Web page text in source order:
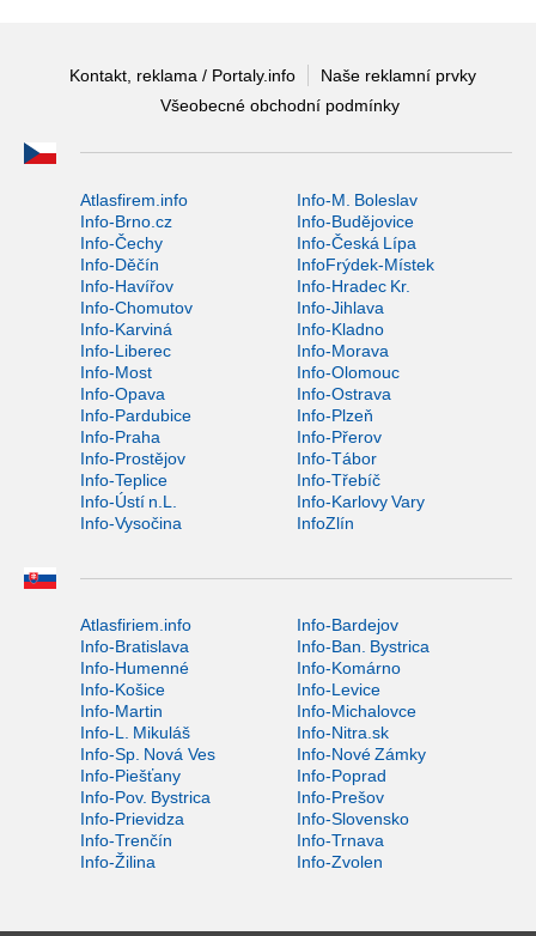
Kontakt, reklama / Portaly.info
Naše reklamní prvky
Všeobecné obchodní podmínky
Atlasfirem.info
Info-M. Boleslav
Info-Brno.cz
Info-Budějovice
Info-Čechy
Info-Česká Lípa
Info-Děčín
InfoFrýdek-Místek
Info-Havířov
Info-Hradec Kr.
Info-Chomutov
Info-Jihlava
Info-Karviná
Info-Kladno
Info-Liberec
Info-Morava
Info-Most
Info-Olomouc
Info-Opava
Info-Ostrava
Info-Pardubice
Info-Plzeň
Info-Praha
Info-Přerov
Info-Prostějov
Info-Tábor
Info-Teplice
Info-Třebíč
Info-Ústí n.L.
Info-Karlovy Vary
Info-Vysočina
InfoZlín
Atlasfiriem.info
Info-Bardejov
Info-Bratislava
Info-Ban. Bystrica
Info-Humenné
Info-Komárno
Info-Košice
Info-Levice
Info-Martin
Info-Michalovce
Info-L. Mikuláš
Info-Nitra.sk
Info-Sp. Nová Ves
Info-Nové Zámky
Info-Piešťany
Info-Poprad
Info-Pov. Bystrica
Info-Prešov
Info-Prievidza
Info-Slovensko
Info-Trenčín
Info-Trnava
Info-Žilina
Info-Zvolen